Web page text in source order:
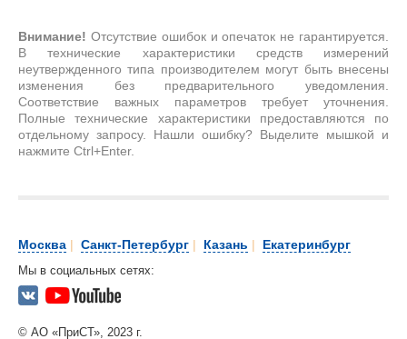
Внимание! Отсутствие ошибок и опечаток не гарантируется.
В технические характеристики средств измерений
неутвержденного типа производителем могут быть внесены
изменения без предварительного уведомления.
Соответствие важных параметров требует уточнения.
Полные технические характеристики предоставляются по
отдельному запросу. Нашли ошибку? Выделите мышкой и
нажмите Ctrl+Enter.
Москва | Санкт-Петербург | Казань | Екатеринбург
Мы в социальных сетях:
© АО «ПриСТ», 2023 г.